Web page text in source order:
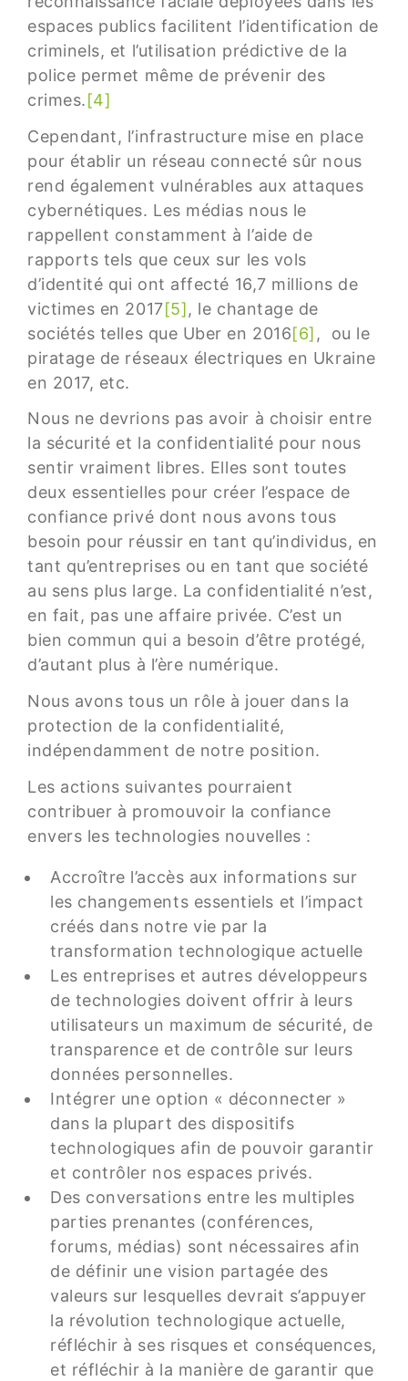
espaces publics facilitent l’identification de
criminels, et l’utilisation prédictive de la
police permet même de prévenir des
crimes.[4]
Cependant, l’infrastructure mise en place
pour établir un réseau connecté sûr nous
rend également vulnérables aux attaques
cybernétiques. Les médias nous le
rappellent constamment à l’aide de
rapports tels que ceux sur les vols
d’identité qui ont affecté 16,7 millions de
victimes en 2017[5], le chantage de
sociétés telles que Uber en 2016[6] , ou le
piratage de réseaux électriques en Ukraine
en 2017, etc.
Nous ne devrions pas avoir à choisir entre
la sécurité et la confidentialité pour nous
sentir vraiment libres. Elles sont toutes
deux essentielles pour créer l’espace de
confiance privé dont nous avons tous
besoin pour réussir en tant qu’individus, en
tant qu’entreprises ou en tant que société
au sens plus large. La confidentialité n’est,
en fait, pas une affaire privée. C’est un
bien commun qui a besoin d’être protégé,
d’autant plus à l’ère numérique.
Nous avons tous un rôle à jouer dans la
protection de la confidentialité,
indépendamment de notre position.
Les actions suivantes pourraient
contribuer à promouvoir la confiance
envers les technologies nouvelles :
Accroître l’accès aux informations sur
les changements essentiels et l’impact
créés dans notre vie par la
transformation technologique actuelle
Les entreprises et autres développeurs
de technologies doivent offrir à leurs
utilisateurs un maximum de sécurité, de
transparence et de contrôle sur leurs
données personnelles.
Intégrer une option « déconnecter »
dans la plupart des dispositifs
technologiques afin de pouvoir garantir
et contrôler nos espaces privés.
Des conversations entre les multiples
parties prenantes (conférences,
forums, médias) sont nécessaires afin
de définir une vision partagée des
valeurs sur lesquelles devrait s’appuyer
la révolution technologique actuelle,
réfléchir à ses risques et conséquences,
et réfléchir à la manière de garantir que